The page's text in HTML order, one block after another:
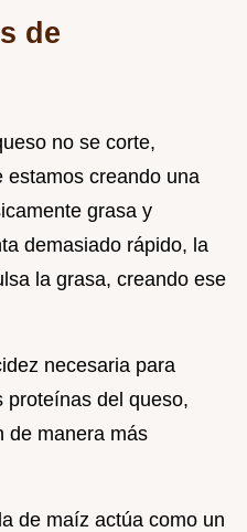
de
no se corte,
estamos creando una
grasa y
demasiado rápido, la
la grasa, creando ese
necesaria para
proteínas del queso,
de manera más
de maíz actúa como un